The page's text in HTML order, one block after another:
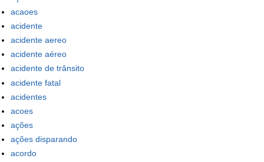
acaoes
acidente
acidente aereo
acidente aéreo
acidente de trânsito
acidente fatal
acidentes
acoes
ações
ações disparando
acordo